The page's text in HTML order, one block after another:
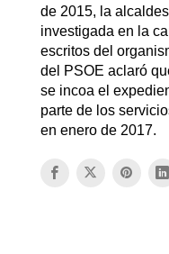
de 2015, la
investigada en la
escritos del
del PSOE aclaró
se incoa el
parte de los
en enero de 2017.